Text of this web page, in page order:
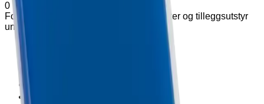
0
Forespørsel (
Legg til varianter og tilleggsutstyr
under produkter